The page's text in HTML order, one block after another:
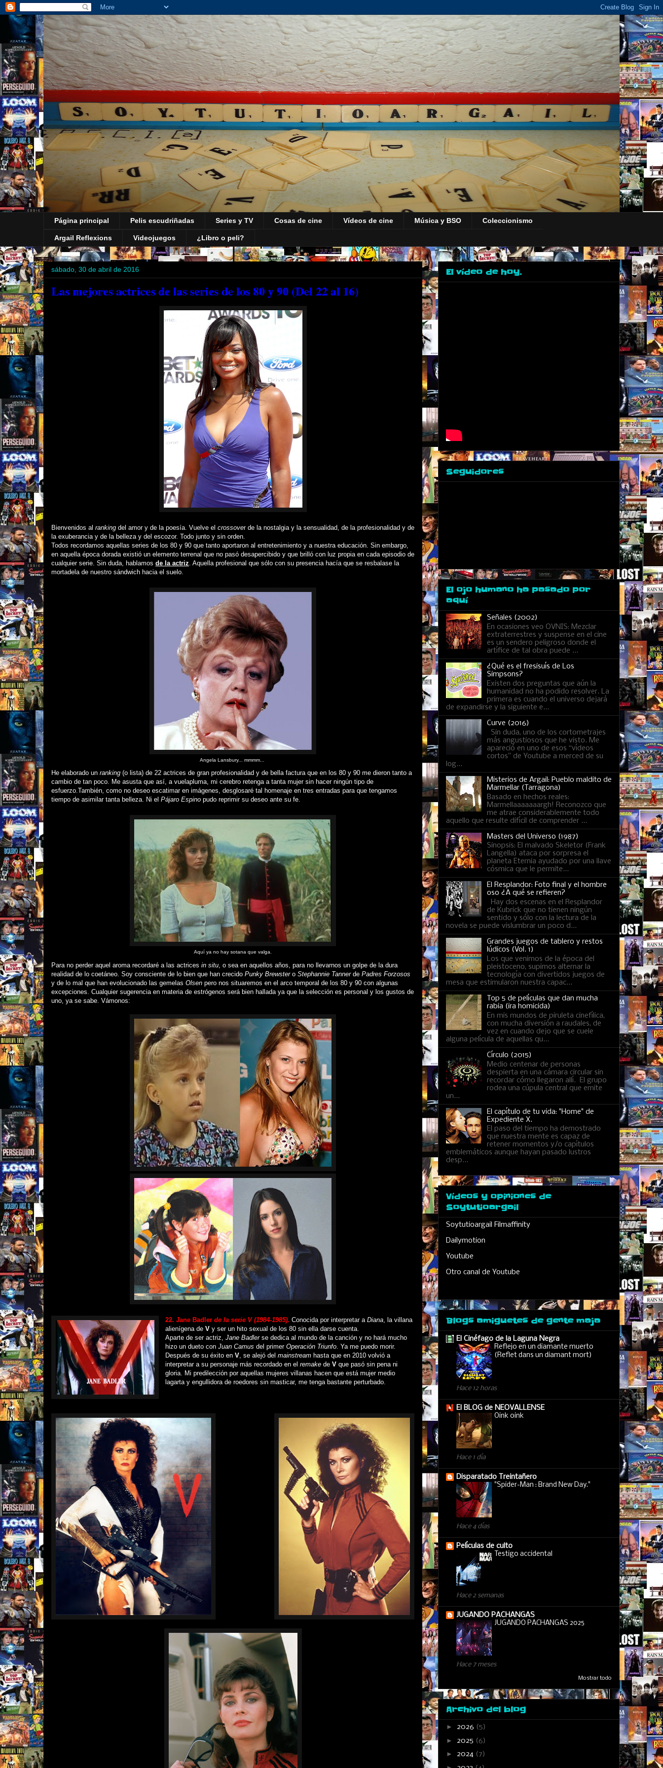
Página principal Pelis escudriñadas Series y TV Cosas de cine Vídeos de cine Música y BSO Coleccionismo
Argail Reflexions Videojuegos ¿Libro o peli?
sábado, 30 de abril de 2016
Las mejores actrices de las series de los 80 y 90 (Del 22 al 16)
Bienvenidos al ranking del amor y de la poesía. Vuelve el crossover de la nostalgia y la sensualidad, de la profesionalidad y de
la exuberancia y de la belleza y del escozor. Todo junto y sin orden.
Todos recordamos aquellas series de los 80 y 90 que tanto aportaron al entretenimiento y a nuestra educación. Sin embargo,
en aquella época dorada existió un elemento terrenal que no pasó desapercibido y que brilló con luz propia en cada episodio de
cualquier serie. Sin duda, hablamos de la actriz . Aquella profesional que sólo con su presencia hacía que se resbalase la
mortadela de nuestro sándwich hacia el suelo.
Angela Lansbury... mmmm...
He elaborado un ranking (o lista) de 22 actrices de gran profesionalidad y de bella factura que en los 80 y 90 me dieron tanto a
cambio de tan poco. Me asusta que así, a vuelapluma, mi cerebro retenga a tanta mujer sin hacer ningún tipo de
esfuerzo.También, como no deseo escatimar en imágenes, desglosaré tal homenaje en tres entradas para que tengamos
tiempo de asimilar tanta belleza. Ni el Pájaro Espino pudo reprimir su deseo ante su fe.
Aquí ya no hay sotana que valga.
Para no perder aquel aroma recordaré a las actrices in situ , o sea en aquellos años, para no llevarnos un golpe de la dura
realidad de lo coetáneo. Soy consciente de lo bien que han crecido Punky Brewstero Stephannie Tannerde Padres Forzosos
y de lo mal que han evolucionado las gemelas Olsen pero nos situaremos en el arco temporal de los 80 y 90 con algunas
excepciones. Cualquier sugerencia en materia de estrógenos será bien hallada ya que la selección es personal y los gustos de
uno, ya se sabe. Vámonos:
22. Jane Badler de la serie V (1984-1985). Conocida por interpretar a Diana , la villana
alienígena de V y ser un hito sexual de los 80 sin ella darse cuenta.
Aparte de ser actriz, Jane Badlerse dedica al mundo de la canción y no hará mucho
hizo un dueto con Juan Camus del primer Operación Triunfo . Ya me puedo morir.
Después de su éxito en V , se alejó del mainstream hasta que en 2010 volvió a
interpretar a su personaje más recordado en el remake de V que pasó sin pena ni
gloria. Mi predilección por aquellas mujeres villanas hacen que está mujer medio
lagarta y engullidora de roedores sin masticar, me tenga bastante perturbado.
El vídeo de hoy.
Seguidores
El ojo humano ha pasado por
aquí
Señales (2002)
En ocasiones veo OVNIS: Mezclar
extraterrestres y suspense en el cine
es un sendero peligroso donde el
artífice de tal obra puede ...
¿Qué es el fresisuís de Los
Simpsons?
Existen dos preguntas que aún la
humanidad no ha podido resolver. La
primera es cuando el universo dejará
de expandirse y la siguiente e...
Curve (2016)
Sin duda, uno de los cortometrajes
más angustiosos que he visto. Me
apareció en uno de esos “vídeos
cortos” de Youtube a merced de su
log...
Misterios de Argail: Pueblo maldito de
Marmellar (Tarragona)
Basado en hechos reales:
Marmellaaaaaaargh! Reconozco que
me atrae considerablemente todo
aquello que resulte difícil de comprender ...
Masters del Universo (1987)
Sinopsis: El malvado Skeletor (Frank
Langella) ataca por sorpresa el
planeta Eternia ayudado por una llave
cósmica que le permite...
El Resplandor: Foto final y el hombre
oso ¿A qué se refieren?
Hay dos escenas en el Resplandor
de Kubrick que no tienen ningún
sentido y sólo con la lectura de la
novela se puede vislumbrar un poco d...
Grandes juegos de tablero y restos
lúdicos (Vol. 1)
Los que venimos de la época del
pleistoceno, supimos alternar la
tecnología con divertidos juegos de
mesa que estimularon nuestra capac...
Top 5 de películas que dan mucha
rabia (ira homicida)
En mis mundos de piruleta cinefílica,
con mucha diversión a raudales, de
vez en cuando dejo que se cuele
alguna película de aquellas qu...
Círculo (2015)
Medio centenar de personas
despierta en una cámara circular sin
recordar cómo llegaron allí. El grupo
rodea una cúpula central que emite
un...
El capítulo de tu vida: "Home" de
Expediente X.
El paso del tiempo ha demostrado
que nuestra mente es capaz de
retener momentos y/o capítulos
emblemáticos aunque hayan pasado lustros
desp...
Vídeos y opiniones de
Soytutioargail
Soytutioargail Filmaffinity
Dailymotion
Youtube
Otro canal de Youtube
Blogs amiguetes de gente maja
El Cinéfago de la Laguna Negra
Reflejo en un diamante muerto
(Reflet dans un diamant mort)
Hace 12 horas
El BLOG de NEOVALLENSE
Oink oink
Hace 1 día
Disparatado Treintañero
"Spider-Man : Brand New Day."
Hace 4 días
Películas de culto
Testigo accidental
Hace 2 semanas
JUGANDO PACHANGAS
JUGANDO PACHANGAS 2025
Hace 7 meses
Mostrar todo
Archivo del blog
► 2026 (5)
► 2025 (6)
► 2024 (7)